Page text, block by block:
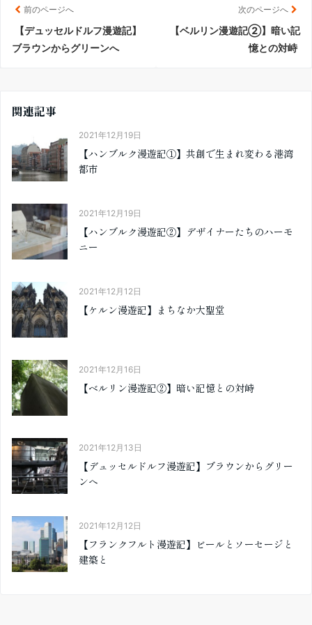
前のページへ
【デュッセルドルフ漫遊記】
ブラウンからグリーンへ
次のページへ
【ベルリン漫遊記②】暗い記
憶との対峙
関連記事
2021年12月19日
【ハンブルク漫遊記①】共創で生まれ変わる港湾
都市
2021年12月19日
【ハンブルク漫遊記②】デザイナーたちのハーモ
ニー
2021年12月12日
【ケルン漫遊記】まちなか大聖堂
2021年12月16日
【ベルリン漫遊記②】暗い記憶との対峙
2021年12月13日
【デュッセルドルフ漫遊記】ブラウンからグリー
ンへ
2021年12月12日
【フランクフルト漫遊記】ビールとソーセージと
建築と